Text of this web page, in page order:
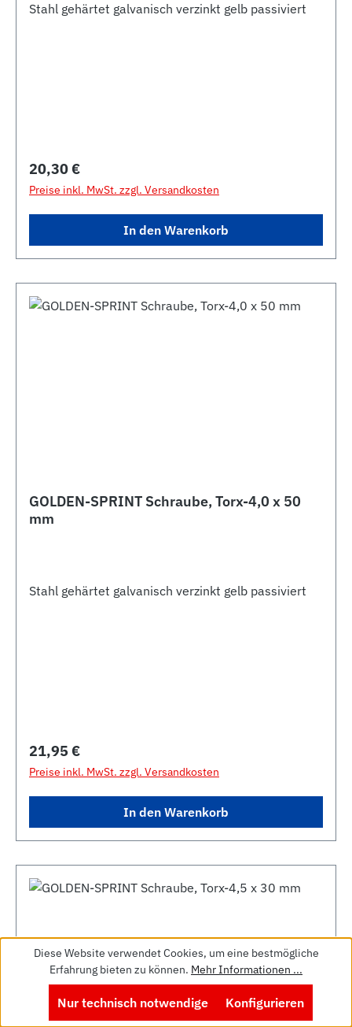
Stahl gehärtet galvanisch verzinkt gelb passiviert
Regulärer Preis:
20,30 €
Preise inkl. MwSt. zzgl. Versandkosten
In den Warenkorb
GOLDEN-SPRINT Schraube, Torx-4,0 x 50
mm
Stahl gehärtet galvanisch verzinkt gelb passiviert
Regulärer Preis:
21,95 €
Preise inkl. MwSt. zzgl. Versandkosten
In den Warenkorb
Diese Website verwendet Cookies, um eine bestmögliche
Erfahrung bieten zu können. Mehr Informationen ...
Nur technisch notwendige Konfigurieren